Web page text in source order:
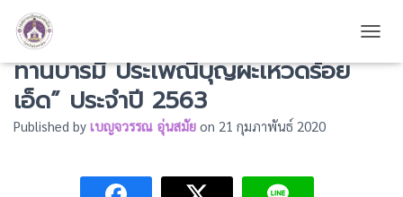
ร่วมแถลงข่าวการจัดงาน “มหา
ทานบารมี ประเพณีบุญผะเหวดร้อย
เอ็ด” ประจำปี 2563
Published by เบญจวรรณ อุ่นสมัย on 21 กุมภาพันธ์ 2020